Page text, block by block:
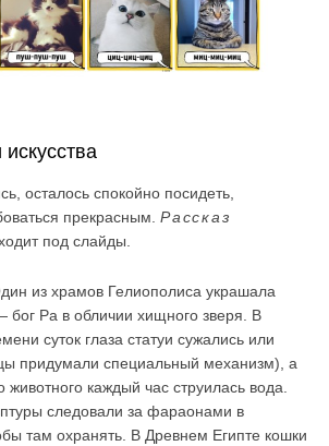
осталось спокойно посидеть,
прекрасным. Рассказ
под слайды.
из храмов Гелиополиса украшала
бог Ра в обличии хищного зверя. В
суток глаза статуи сужались или
придумали специальный механизм), а
животного каждый час струилась вода.
следовали за фараонами в
там охранять. В Древнем Египте кошки